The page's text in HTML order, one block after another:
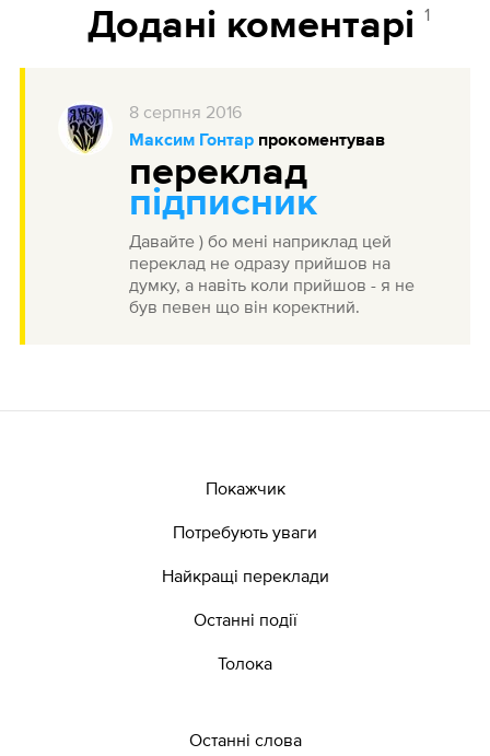
Додані коментарі 1
8 серпня 2016
Максим Гонтарпрокоментував
переклад
підписник
Давайте ) бо мені наприклад цей
переклад не одразу прийшов на
думку, а навіть коли прийшов - я не
був певен що він коректний.
Покажчик
Потребують уваги
Найкращі переклади
Останні події
Толока
Останні слова